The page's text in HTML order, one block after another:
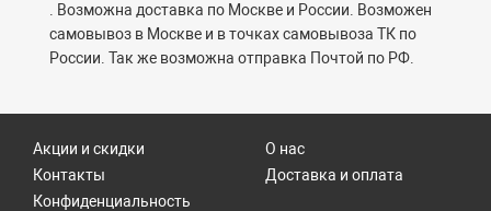
. Возможна доставка по Москве и России. Возможен
самовывоз в Москве и в точках самовывоза ТК по
России. Так же возможна отправка Почтой по РФ.
Акции и скидки
Контакты
О нас
Доставка и оплата
Конфиденциальность